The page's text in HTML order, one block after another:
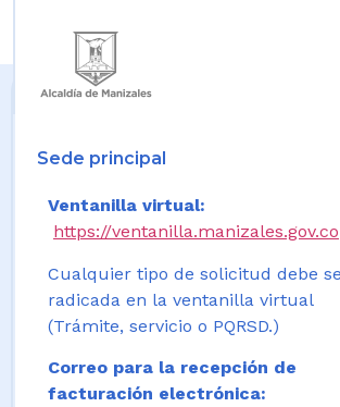
Sede principal
Ventanilla virtual:
https://ventanilla.manizales.gov.co
Cualquier tipo de solicitud debe
radicada en la ventanilla virtual
(Trámite, servicio o PQRSD.)
Correo para la recepción de
facturación electrónica: